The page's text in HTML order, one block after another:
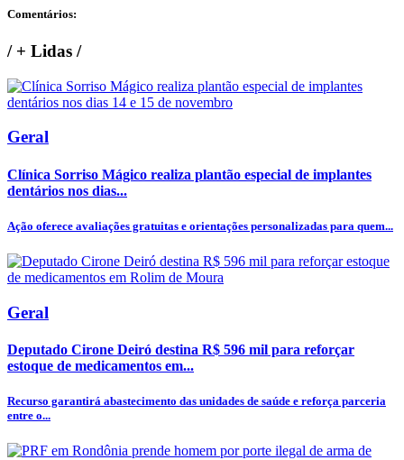
Comentários:
/+ Lidas /
Geral
Clínica Sorriso Mágico realiza plantão especial de implantes
dentários nos dias...
Ação oferece avaliações gratuitas e orientações personalizadas para quem...
Geral
Deputado Cirone Deiró destina R$ 596 mil para reforçar
estoque de medicamentos em...
Recurso garantirá abastecimento das unidades de saúde e reforça parceria
entre o...